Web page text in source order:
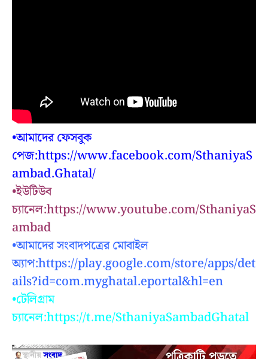
•আমাদের ফেসবুক
পেজ:https://www.facebook.com/SthaniyaS
ambad.Ghatal/
•ইউটিউব
চ্যানেল:https://www.youtube.com/SthaniyaS
ambad
•আমাদের সংবাদপত্রের মোবাইল
অ্যাপ:https://play.google.com/store/apps/det
ails?id=com.myghatal.eportal&hl=en
•টেলিগ্রাম
চ্যানেল:https://t.me/SthaniyaSambadGhatal